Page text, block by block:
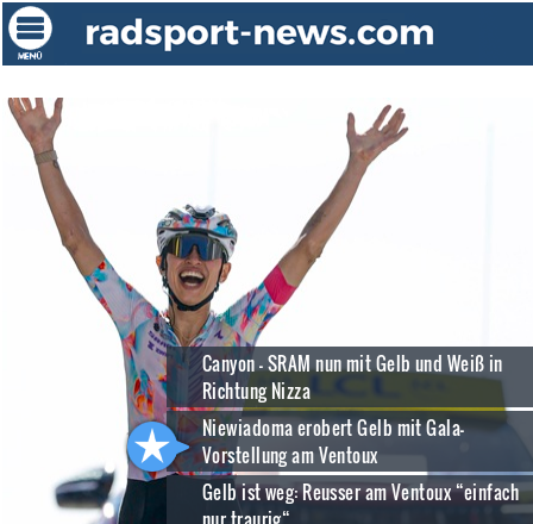
Canyon - SRAM nun mit Gelb und Weiß in
Richtung Nizza
Niewiadoma erobert Gelb mit Gala-
Vorstellung am Ventoux
Gelb ist weg: Reusser am Ventoux “einfach